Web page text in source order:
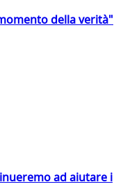
della verità"
ad aiutare i